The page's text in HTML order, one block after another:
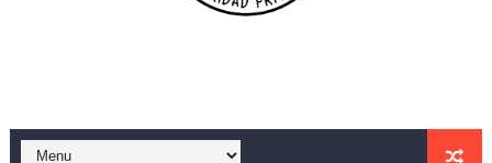
Prosegur sustituirá a Seguridad Integral Canarias en